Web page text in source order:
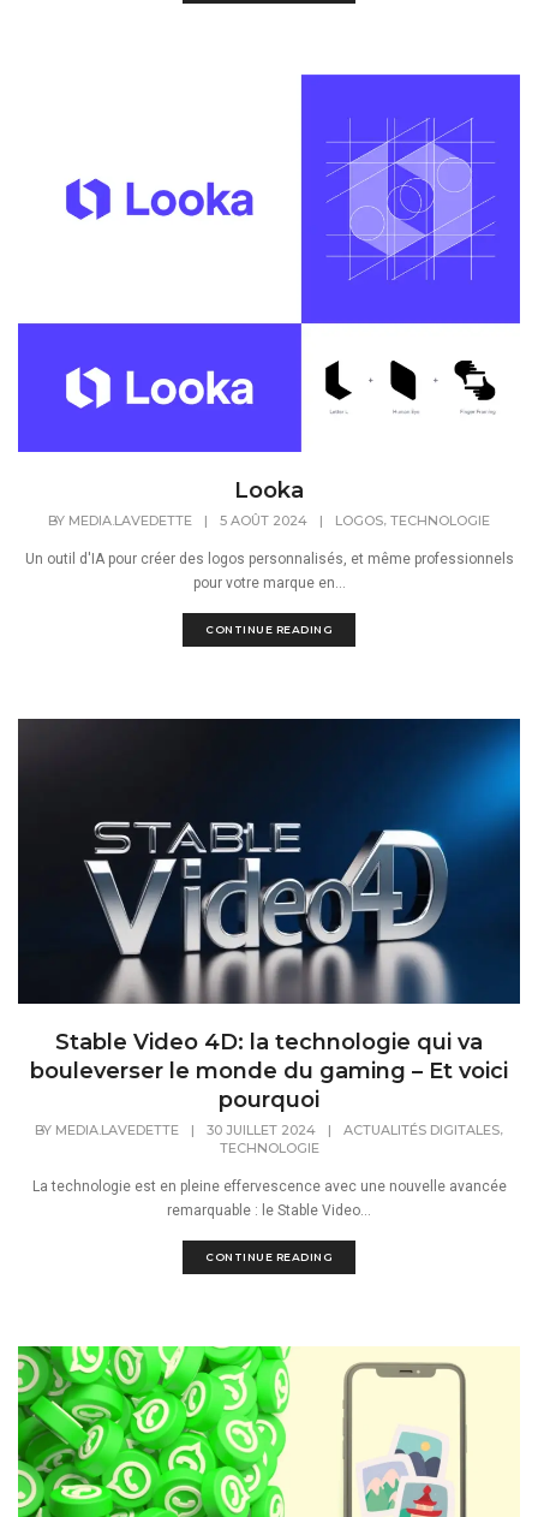
Looka
BY MEDIA.LAVEDETTE | 5 AOÛT 2024 | LOGOS, TECHNOLOGIE
Un outil d'IA pour créer des logos personnalisés, et même professionnels
pour votre marque en...
CONTINUE READING
Stable Video 4D: la technologie qui va
bouleverser le monde du gaming – Et voici
pourquoi
BY MEDIA.LAVEDETTE | 30 JUILLET 2024 | ACTUALITÉS DIGITALES,
TECHNOLOGIE
La technologie est en pleine effervescence avec une nouvelle avancée
remarquable : le Stable Video...
CONTINUE READING